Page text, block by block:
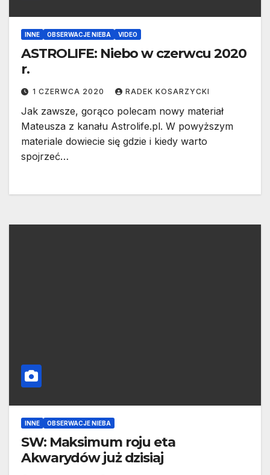
INNE OBSERWACJE NIEBA VIDEO
ASTROLIFE: Niebo w czerwcu 2020
r.
1 CZERWCA 2020 RADEK KOSARZYCKI
Jak zawsze, gorąco polecam nowy materiał
Mateusza z kanału Astrolife.pl. W powyższym
materiale dowiecie się gdzie i kiedy warto
spojrzeć…
INNE OBSERWACJE NIEBA
SW: Maksimum roju eta
Akwarydów już dzisiaj